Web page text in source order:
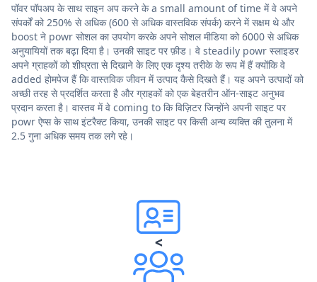
पॉवर पॉपअप के साथ साइन अप करने के a small amount of time में वे अपने
संपर्कों को 250% से अधिक (600 से अधिक वास्तविक संपर्क) करने में सक्षम थे और
boost ने powr सोशल का उपयोग करके अपने सोशल मीडिया को 6000 से अधिक
अनुयायियों तक बढ़ा दिया है। उनकी साइट पर फ़ीड। वे steadily powr स्लाइडर
अपने ग्राहकों को शीघ्रता से दिखाने के लिए एक दृश्य तरीके के रूप में हैं क्योंकि वे
added होमपेज हैं कि वास्तविक जीवन में उत्पाद कैसे दिखते हैं। यह अपने उत्पादों को
अच्छी तरह से प्रदर्शित करता है और ग्राहकों को एक बेहतरीन ऑन-साइट अनुभव
प्रदान करता है। वास्तव में वे coming to कि विज़िटर जिन्होंने अपनी साइट पर
powr ऐप्स के साथ इंटरैक्ट किया, उनकी साइट पर किसी अन्य व्यक्ति की तुलना में
2.5 गुना अधिक समय तक लगे रहे।
<